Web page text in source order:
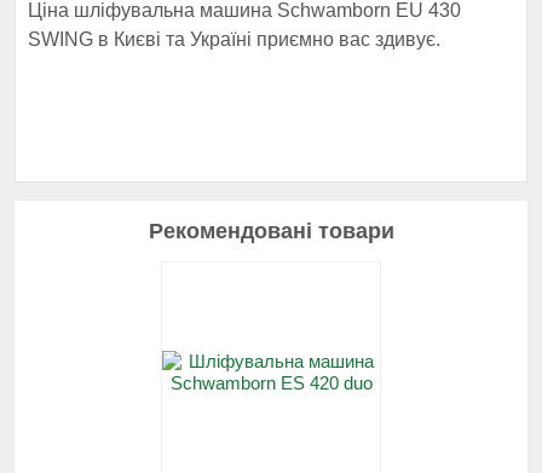
Ціна шліфувальна машина Schwamborn EU 430
SWING в Києві та Україні приємно вас здивує.
Рекомендовані товари